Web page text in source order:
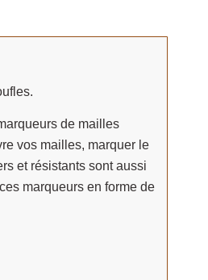
de mailles
vos mailles, marquer le
et résistants sont aussi
marqueurs en forme de